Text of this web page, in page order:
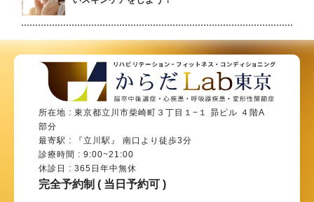
所在地 : 東京都立川市柴崎町３丁目１−１ 昴ビル ４階A
部分
最寄駅 : 『立川駅』 南口より徒歩3分
診療時間 : 9:00~21:00
休診日 : 365日年中無休
完全予約制 ( 当日予約可 )